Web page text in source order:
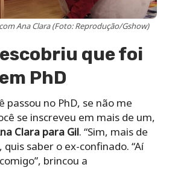
Ana Clara (Foto: Reprodução/Gshow)
que foi
PhD
passou no PhD, se não me
se inscreveu em mais de um,
Clara para Gil. “Sim, mais de
quis saber o ex-confinado. “Aí
brincou a